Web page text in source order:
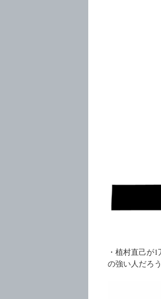
・植村直己が
の強い人だろ